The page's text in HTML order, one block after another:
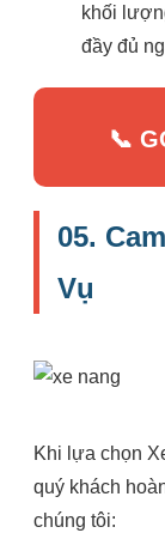
khối
đầy đủ
📞
05.
Vụ
Khi lựa chọn
quý khách
chúng tôi: